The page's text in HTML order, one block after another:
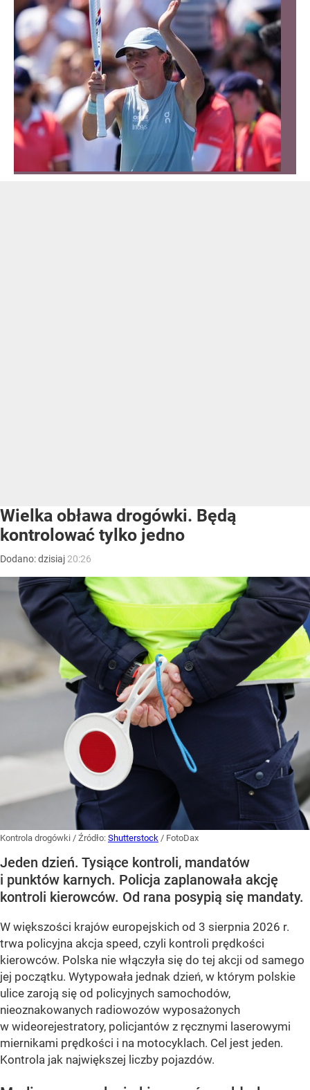
Wielka obława drogówki. Będą
kontrolować tylko jedno
Dodano:dzisiaj 20:26
Kontrola drogówki / Źródło: Shutterstock / FotoDax
Jeden dzień. Tysiące kontroli, mandatów
i punktów karnych. Policja zaplanowała akcję
kontroli kierowców. Od rana posypią się mandaty.
W większości krajów europejskich od 3 sierpnia 2026 r.
trwa policyjna akcja speed, czyli kontroli prędkości
kierowców. Polska nie włączyła się do tej akcji od samego
jej początku. Wytypowała jednak dzień, w którym polskie
ulice zaroją się od policyjnych samochodów,
nieoznakowanych radiowozów wyposażonych
w wideorejestratory, policjantów z ręcznymi laserowymi
miernikami prędkości i na motocyklach. Cel jest jeden.
Kontrola jak największej liczby pojazdów.